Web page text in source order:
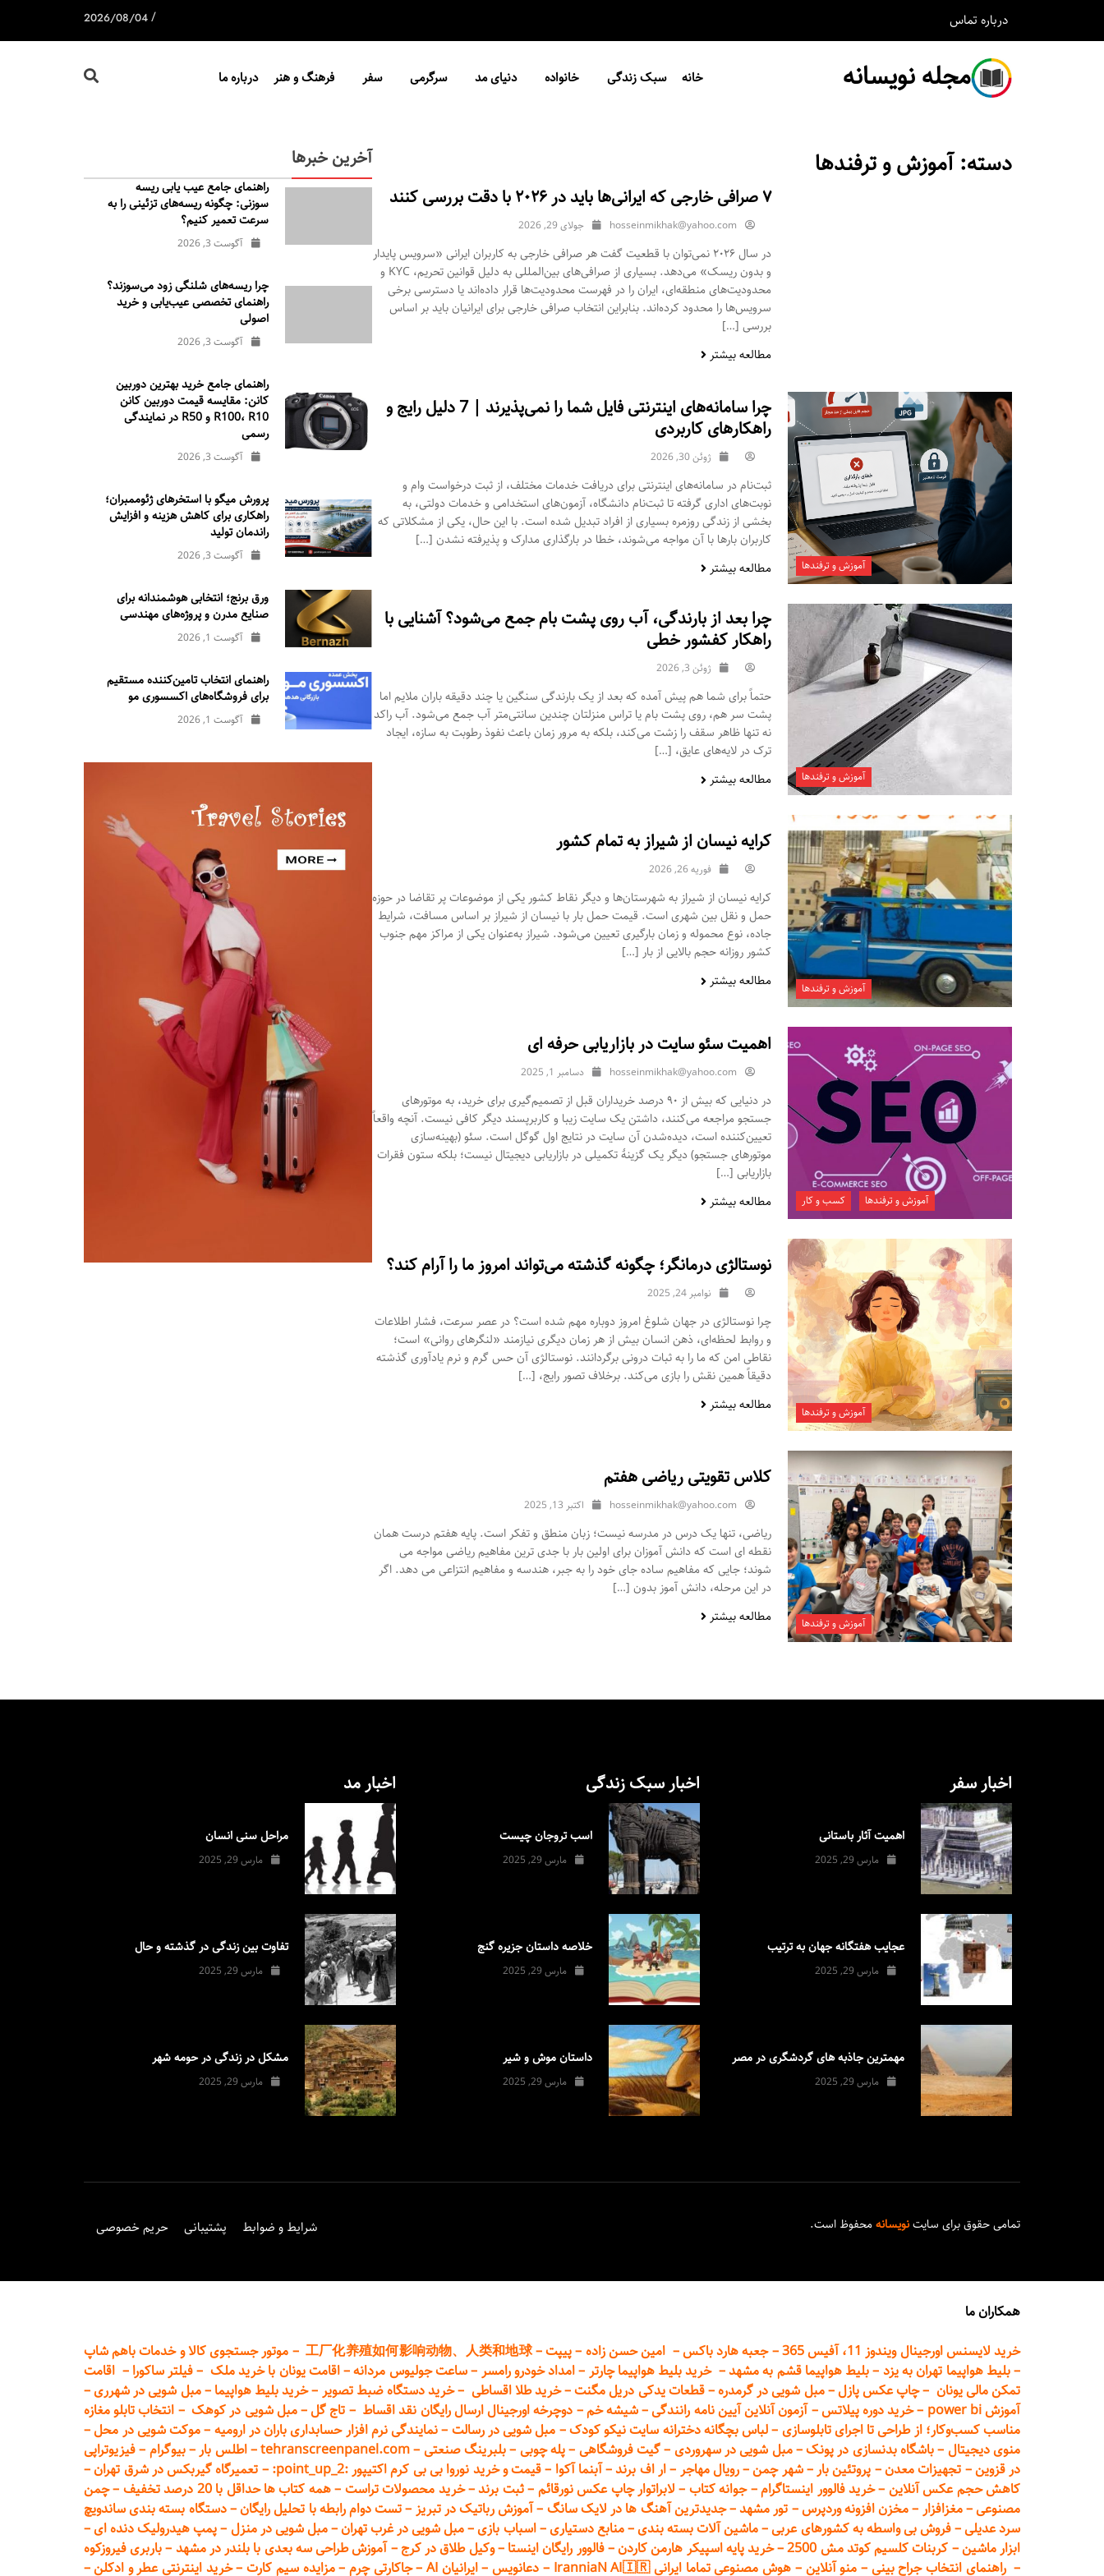
درباره تماس /
2026/08/04
مجله نویسانه خانه سبک زندگی خانواده دنیای مد سرگرمی سفر فرهنگ و هنر درباره ما
دسته:آموزش و ترفندها
۷ صرافی خارجی که ایرانی‌ها باید در ۲۰۲۶ با دقت بررسی کنند
hosseinmikhak@yahoo.com جولای 29, 2026
در سال ۲۰۲۶ نمی‌توان با قطعیت گفت هر صرافی خارجی به کاربران ایرانی «سرویس پایدار
و بدون ریسک» می‌دهد. بسیاری از صرافی‌های بین‌المللی به دلیل قوانین تحریم، KYC و
محدودیت‌های منطقه‌ای، ایران را در فهرست محدودیت‌ها قرار داده‌اند یا دسترسی برخی
سرویس‌ها را محدود کرده‌اند. بنابراین انتخاب صرافی خارجی برای ایرانیان باید بر اساس
بررسی […]
مطالعه بیشتر
آموزش و ترفندها
چرا سامانه‌های اینترنتی فایل شما را نمی‌پذیرند | 7 دلیل رایج و
راهکارهای کاربردی
ژوئن 30, 2026
ثبت‌نام در سامانه‌های اینترنتی برای دریافت خدمات مختلف، از ثبت درخواست وام و
نوبت‌های اداری گرفته تا ثبت‌نام دانشگاه، آزمون‌های استخدامی و خدمات دولتی، به
بخشی از زندگی روزمره بسیاری از افراد تبدیل شده است. با این حال، یکی از مشکلاتی که
کاربران بارها با آن مواجه می‌شوند، خطا در بارگذاری مدارک و پذیرفته نشدن […]
مطالعه بیشتر
آموزش و ترفندها
چرا بعد از بارندگی، آب روی پشت بام جمع می‌شود؟ آشنایی با
راهکار کفشور خطی
ژوئن 3, 2026
حتماً برای شما هم پیش آمده که بعد از یک بارندگی سنگین یا چند دقیقه باران ملایم اما
پشت سر هم، روی پشت بام یا تراس منزلتان چندین سانتی‌متر آب جمع می‌شود. آب راکد
نه‌ تنها ظاهر سقف را زشت می‌کند، بلکه به مرور زمان باعث نفوذ رطوبت به سازه، ایجاد
ترک در لایه‌های عایق، […]
مطالعه بیشتر
آموزش و ترفندها
کرایه نیسان از شیراز به تمام کشور
فوریه 26, 2026
کرایه نیسان از شیراز به شهرستان‌ها و دیگر نقاط کشور یکی از موضوعات پر تقاضا در حوزه
حمل ‌و نقل بین‌ شهری است. قیمت حمل بار با نیسان از شیراز بر اساس مسافت، شرایط
جاده، نوع محموله و زمان بارگیری تعیین می‌شود. شیراز به‌عنوان یکی از مراکز مهم جنوب
کشور روزانه حجم بالایی از بار […]
مطالعه بیشتر
آموزش و ترفندها کسب و کار
اهمیت سئو سایت در بازاریابی حرفه ای
hosseinmikhak@yahoo.com دسامبر 1, 2025
در دنیایی که بیش از ۹۰ درصد خریداران قبل از تصمیم‌گیری برای خرید، به موتورهای
جستجو مراجعه می‌کنند، داشتن یک سایت زیبا و کاربرپسند دیگر کافی نیست. آنچه واقعاً
تعیین‌کننده است، دیده‌شدن آن سایت در نتایج اول گوگل است. سئو (بهینه‌سازی
موتورهای جستجو) دیگر یک گزینهٔ تکمیلی در بازاریابی دیجیتال نیست؛ بلکه ستون فقرات
بازاریابی […]
مطالعه بیشتر
آموزش و ترفندها
نوستالژی درمانگر؛ چگونه گذشته می‌تواند امروز ما را آرام کند؟
نوامبر 24, 2025
چرا نوستالژی در جهان شلوغ امروز دوباره مهم شده است؟ در عصر سرعت، فشار اطلاعات
و روابط لحظه‌ای، ذهن انسان بیش از هر زمان دیگری نیازمند «لنگرهای روانی» است؛
نقاطی امن که ما را به ثبات درونی برگردانند. نوستالژی آن حس گرم و نرم یادآوری گذشته
دقیقاً همین نقش را بازی می‌کند. برخلاف تصور رایج، […]
مطالعه بیشتر
آموزش و ترفندها
کلاس تقویتی ریاضی هفتم
hosseinmikhak@yahoo.com اکتبر 13, 2025
ریاضی، تنها یک درس در مدرسه نیست؛ زبان منطق و تفکر است. پایه هفتم درست همان
نقطه ای است که دانش ‌آموزان برای اولین بار با جدی ‌ترین مفاهیم ریاضی مواجه می‌
شوند؛ جایی که مفاهیم ساده جای خود را به جبر، هندسه و مفاهیم انتزاعی می‌ دهد. اگر
در این مرحله، دانش‌ آموز بدون […]
مطالعه بیشتر
آخرین خبرها
راهنمای جامع عیب یابی ریسه
سوزنی: چگونه ریسه‌های تزئینی را به
سرعت تعمیر کنیم؟
آگوست 3, 2026
چرا ریسه‌های شلنگی زود می‌سوزند؟
راهنمای تخصصی عیب‌یابی و خرید
اصولی
آگوست 3, 2026
راهنمای جامع خرید بهترین دوربین
کانن: مقایسه قیمت دوربین کانن
R100، R10 و R50 در نمایندگی
رسمی
آگوست 3, 2026
پرورش میگو با استخرهای ژئوممبران؛
راهکاری برای کاهش هزینه و افزایش
راندمان تولید
آگوست 3, 2026
ورق برنج؛ انتخابی هوشمندانه برای
صنایع مدرن و پروژه‌های مهندسی
آگوست 1, 2026
راهنمای انتخاب تامین‌کننده مستقیم
برای فروشگاه‌های اکسسوری مو
آگوست 1, 2026
اخبار سفر
اهمیت آثار باستانی
مارس 29, 2025
عجایب هفتگانه جهان به ترتیب
مارس 29, 2025
مهمترین جاذبه های گردشگری در مصر
مارس 29, 2025
اخبار سبک زندگی
اسب تروجان چیست
مارس 29, 2025
خلاصه داستان جزیره گنج
مارس 29, 2025
داستان موش و شیر
مارس 29, 2025
اخبار مد
مراحل سنی انسان
مارس 29, 2025
تفاوت بین زندگی در گذشته و حال
مارس 29, 2025
مشکل در زندگی در حومه شهر
مارس 29, 2025
تمامی حقوق برای سایتنویسانهمحفوظ است. شرایط و ضوابط پشتیبانی حریم خصوصی
همکاران ما
خرید لایسنس اورجینال ویندوز 11، آفیس 365
–جعبه هارد باکس– امین حسن زاده –پیپت–
工厂化养殖如何影响动物、人类和地球
– موتور جستجوی کالا و خدمات باهم شاپ
–بلیط هواپیما تهرانبه یزد –بلیط هواپیما قشم به مشهد–خرید بلیط هواپیما چارتر –امداد خودرورامسر –ساعت جولیوس مردانه–اقامت یونان با خرید ملک –فیلتر ساکورا – اقامت
تمکن مالی یونان –چاپ عکس پازل–مبل شویی در گرمدره–قطعاتیدکی دریل مگنت–خرید طلا اقساطی –خرید دستگاه ضبط تصویر –خرید بلیط هواپیما –مبل شویی در شهرری–
آموزش power bi
–خرید دورهپیلاتس–آزمون آنلاین آیین نامه رانندگی–شیشه خم– دوچرخه اورجینال ارسال رایگان نقد اقساط – تاج گل–مبل شویی در کوهک– انتخاب تابلو مغازه
مناسب کسب‌وکار؛ از طراحی تا اجرای تابلوسازی –لباس بچگانه دخترانه سایت نیکو کودک– مبل شویی در رسالت –نمایندگی نرم افزار حسابداری باران در ارومیه –موکت شویی در محل–
منوی دیجیتال –باشگاه بدنسازی در پونک–مبل شویی در سهروردی –گیت فروشگاهی –پله چوبی –بلبرینگ صنعتی –
tehranscreenpanel.com
–اطلس بار–بیوگرام –فیزیوتراپی
در قزوین– تجهیزات معدن– پروتئین بار–شهر چمن–رویال مهاجر –ار اف برند–آبنما آکوا –قیمت و خرید نوروا بی بی کرم اکتیپور :point_up_2: – تعمیرگاه گیربکس در شرق تهران–
کاهش حجم عکس آنلاین –خرید فالوور اینستاگرام–جوانه کتاب – لابراتوار چاپ عکس نورقائم –ثبت برند–خرید محصولات تراست –همه کتاب ها حداقل با 20 درصد تخفیف –چمن
مصنوعی–مغزافزار –مخزن افزونه وردپرس– تور مشهد–جدیدترین آهنگ ها در لایک سانگ –آموزشرباتیک در تبریز –تست دوام رابطه با تحلیل رایگان–دستگاه بسته‌ بندی ساندویچ
سرد عدیلی–فروش بی واسطه بهکشورهای عربی–ماشین آلات بسته بندی–منابع دستیاری–اسباب بازی–مبل شویی در غرب تهران–مبل شویی در منزل –پمپ هیدرولیک دنده ای–
ابزار ماشین– کربنات کلسیم کوتد مش 2500 –خرید پایه اسپیکر هارمن کاردن–فالوور رایگان اینستا –وکیل طلاق در کرج –آموزش طراحی سه بعدی با بلندر در مشهد –باربری فیروزکوه
–راهنمای انتخاب جراح بینی – منو آنلاین – هوش مصنوعی تماما ایرانی IranniaN AI🇮🇷 – دعانویس–ایرانیان AI –جاکارتی چرم –مزایده سیم کارت–خرید اینترنتی عطر و ادکلن–